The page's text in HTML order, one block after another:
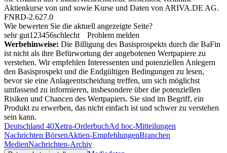
Aktienkurse von und sowie Kurse und Daten von ARIVA.DE AG.
FNRD-2.627.0
Wie bewerten Sie die aktuell angezeigte Seite?
sehr gut1 23456schlecht
Problem melden
Werbehinweise: Die Billigung des Basisprospekts durch die BaFin
ist nicht als ihre Befürwortung der angebotenen Wertpapiere zu
verstehen. Wir empfehlen Interessenten und potenziellen Anlegern
den Basisprospekt und die Endgültigen Bedingungen zu lesen,
bevor sie eine Anlageentscheidung treffen, um sich möglichst
umfassend zu informieren, insbesondere über die potenziellen
Risiken und Chancen des Wertpapiers. Sie sind im Begriff, ein
Produkt zu erwerben, das nicht einfach ist und schwer zu verstehen
sein kann.
Deutschland 40Xetra-OrderbuchAd hoc-Mitteilungen
Nachrichten BörsenAktien-EmpfehlungenBranchen
MedienNachrichten-Archiv